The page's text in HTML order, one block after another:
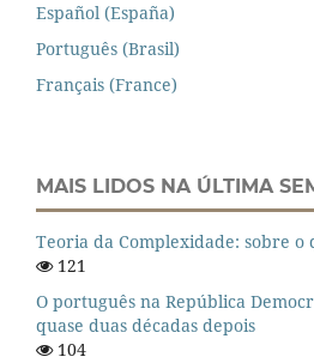
Español (España)
Português (Brasil)
Français (France)
MAIS LIDOS NA ÚLTIMA
Teoria da Complexidade: sobre o
121
O português na República
quase duas décadas depois
104